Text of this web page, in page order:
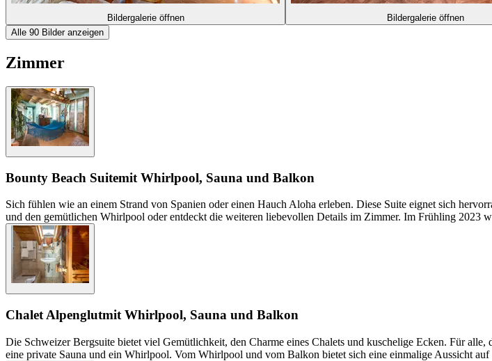
Bildergalerie öffnen Bildergalerie öffnen
Alle 90 Bilder anzeigen
Zimmer
Bounty Beach Suitemit Whirlpool, Sauna und Balkon
Sich fühlen wie an einem Strand von Spanien oder einen Hauch Aloha erleben. Diese Suite eignet sich
und den gemütlichen Whirlpool oder entdeckt die weiteren liebevollen Details im Zimmer. Im Frühling 2023
Chalet Alpenglutmit Whirlpool, Sauna und Balkon
Die Schweizer Bergsuite bietet viel Gemütlichkeit, den Charme eines Chalets und kuschelige Ecken. Für
eine private Sauna und ein Whirlpool. Vom Whirlpool und vom Balkon bietet sich eine einmalige Aussicht